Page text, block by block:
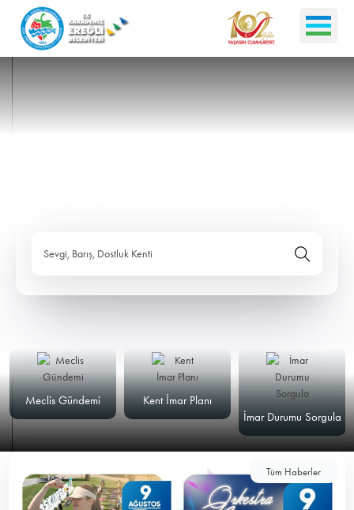
Sevgi, Barış, Dostluk Kenti
Meclis Gündemi
Kent İmar Planı
İmar Durumu Sorgula
Tüm Haberler